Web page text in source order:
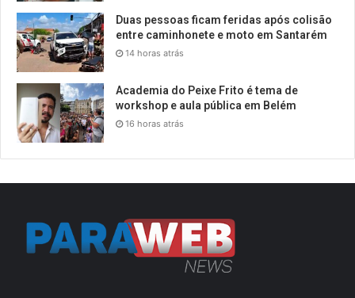
Duas pessoas ficam feridas após colisão
entre caminhonete e moto em Santarém
14 horas atrás
Academia do Peixe Frito é tema de
workshop e aula pública em Belém
16 horas atrás